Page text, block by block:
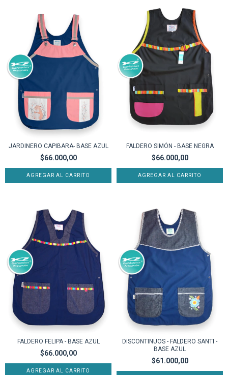
JARDINERO CAPIBARA- BASE AZUL
$66.000,00
AGREGAR AL CARRITO
FALDERO SIMÓN - BASE NEGRA
$66.000,00
AGREGAR AL CARRITO
FALDERO FELIPA - BASE AZUL
$66.000,00
AGREGAR AL CARRITO
DISCONTINUOS - FALDERO SANTI -
BASE AZUL
$61.000,00